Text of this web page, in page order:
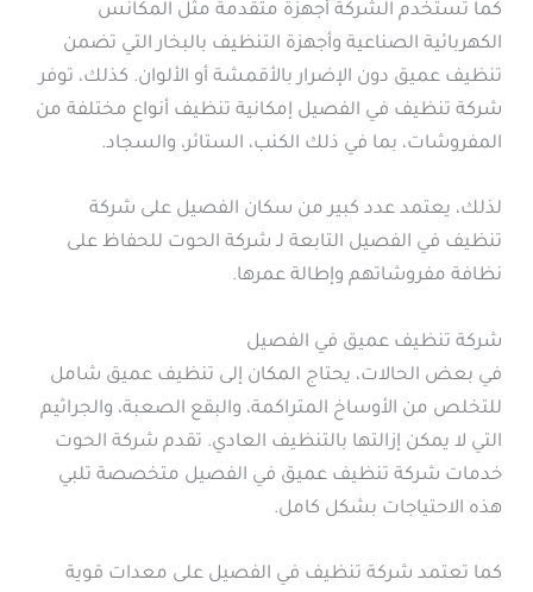
كما تستخدم الشركة أجهزة متقدمة مثل المكانس
الكهربائية الصناعية وأجهزة التنظيف بالبخار التي تضمن
تنظيف عميق دون الإضرار بالأقمشة أو الألوان. كذلك، توفر
شركة تنظيف في الفصيل إمكانية تنظيف أنواع مختلفة من
المفروشات، بما في ذلك الكنب، الستائر، والسجاد.
لذلك، يعتمد عدد كبير من سكان الفصيل على شركة
تنظيف في الفصيل التابعة لـ شركة الحوت للحفاظ على
نظافة مفروشاتهم وإطالة عمرها.
شركة تنظيف عميق في الفصيل
في بعض الحالات، يحتاج المكان إلى تنظيف عميق شامل
للتخلص من الأوساخ المتراكمة، والبقع الصعبة، والجراثيم
التي لا يمكن إزالتها بالتنظيف العادي. تقدم شركة الحوت
خدمات شركة تنظيف عميق في الفصيل متخصصة تلبي
هذه الاحتياجات بشكل كامل.
كما تعتمد شركة تنظيف في الفصيل على معدات قوية